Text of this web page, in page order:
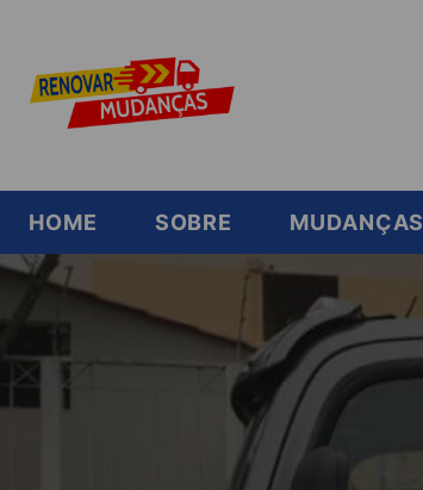
HOME SOBRE MUDANÇAS